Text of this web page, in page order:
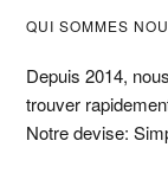
Barre
latérale
QUI SOMMES
Depuis 2014,
trouver
Notre devise: